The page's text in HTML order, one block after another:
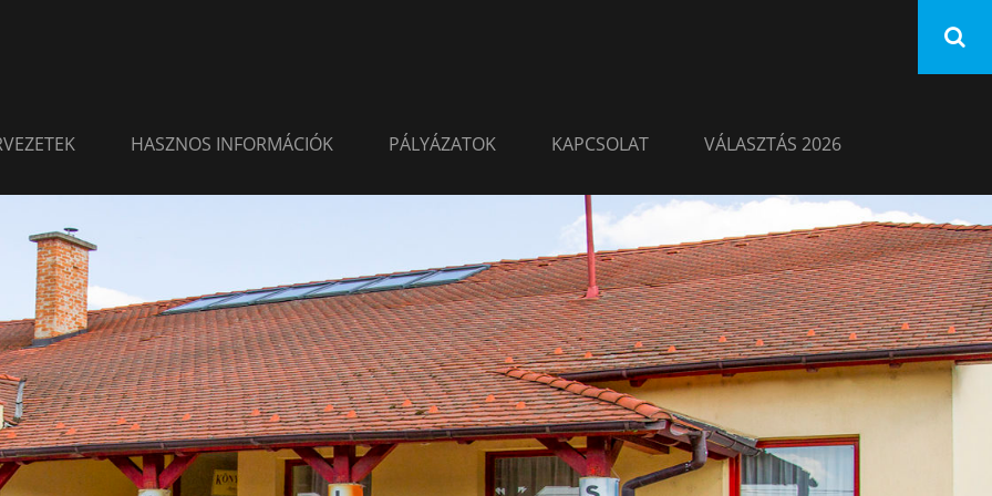
HASZNOS INFORMÁCIÓK PÁLYÁZATOK KAPCSOLAT VÁLASZTÁS 2026